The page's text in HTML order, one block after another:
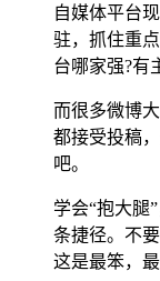
自媒体平台
驻，抓住重
台哪家强?有
而很多微博
都接受投稿
吧。
学会“抱大腿
条捷径。不
这是最笨，